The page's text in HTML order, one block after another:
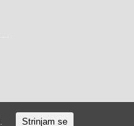
Strinjam se